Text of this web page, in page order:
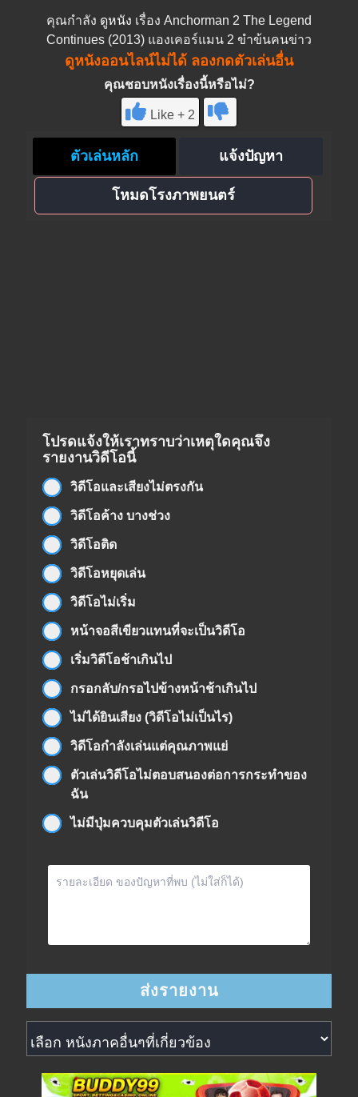
คุณกำลัง ดูหนัง เรื่อง Anchorman 2 The Legend
Continues (2013) แองเคอร์แมน 2 ขำข้นคนข่าว
ดูหนังออนไลน์ไม่ได้ ลองกดตัวเล่นอื่น
คุณชอบหนังเรื่องนี้หรือไม่?
Like + 2
ตัวเล่นหลัก แจ้งปัญหา
โหมดโรงภาพยนตร์
โปรดแจ้งให้เราทราบว่าเหตุใดคุณจึง
รายงานวิดีโอนี้
วิดีโอและเสียงไม่ตรงกัน
วิดีโอค้าง บางช่วง
วิดีโอติด
วิดีโอหยุดเล่น
วิดีโอไม่เริ่ม
หน้าจอสีเขียวแทนที่จะเป็นวิดีโอ
เริ่มวิดีโอช้าเกินไป
กรอกลับ/กรอไปข้างหน้าช้าเกินไป
ไม่ได้ยินเสียง (วิดีโอไม่เป็นไร)
วิดีโอกำลังเล่นแต่คุณภาพแย่
ตัวเล่นวิดีโอไม่ตอบสนองต่อการกระทำของ
ฉัน
ไม่มีปุ่มควบคุมตัวเล่นวิดีโอ